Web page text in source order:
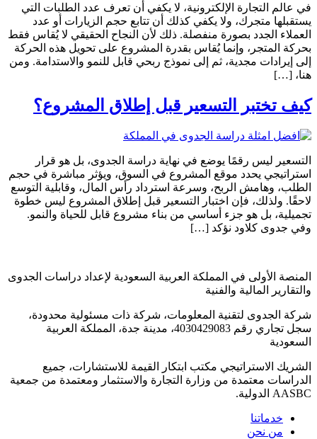
في عالم التجارة الإلكترونية، لا يكفي أن تعرف عدد الطلبات التي
يستقبلها متجرك، ولا يكفي كذلك أن تتابع حجم الزيارات أو عدد
العملاء الجدد بصورة منفصلة. ذلك لأن النجاح الحقيقي لا يُقاس فقط
بحركة المتجر، وإنما يُقاس بقدرة المشروع على تحويل هذه الحركة
إلى إيرادات مجدية، ثم إلى نموذج ربحي قابل للنمو والاستدامة. ومن
هنا، […]
كيف تختبر التسعير قبل إطلاق المشروع؟
التسعير ليس رقمًا يوضع في نهاية دراسة الجدوى، بل هو قرار
استراتيجي يحدد موقع المشروع في السوق، ويؤثر مباشرة في حجم
الطلب، وهامش الربح، وسرعة استرداد رأس المال، وقابلية التوسع
لاحقًا. ولذلك، فإن اختبار التسعير قبل إطلاق المشروع ليس خطوة
تجميلية، بل هو جزء أساسي من بناء مشروع قابل للحياة والنمو.
وفي جدوى كلاود نؤكد […]
المنصة الأولى في المملكة العربية السعودية لإعداد دراسات الجدوى
والتقارير المالية والفنية
شركة الجدوى لتقنية المعلومات، شركة ذات مسئولية محدودة،
سجل تجاري رقم 4030429083، مدينة جدة، المملكة العربية
السعودية
الشريك الاستراتيجي مكتب ابتكار القيمة للاستشارات، جميع
الدراسات معتمدة من وزارة التجارة والاستثمار ومعتمدة من جمعية
AASBC الدولية.
خدماتنا
من نحن